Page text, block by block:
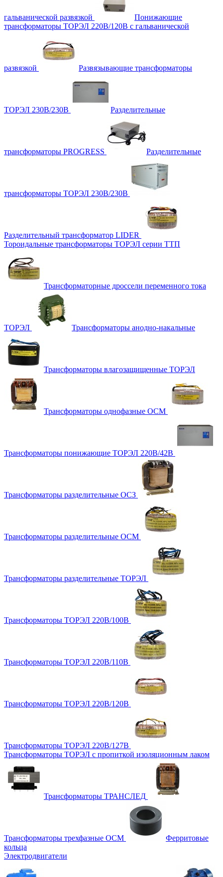
гальванической развязкой
Понижающие
трансформаторы ТОРЭЛ 220В/120В с гальванической
развязкой Развязывающие трансформаторы
ТОРЭЛ 230В/230В Разделительные
трансформаторы PROGRESS Разделительные
трансформаторы ТОРЭЛ 230В/230В
Разделительный трансформатор LIDER
Тороидальные трансформаторы ТОРЭЛ серии ТТП
Трансформаторные дроссели переменного тока
ТОРЭЛ Трансформаторы анодно-накальные
Трансформаторы влагозащищенные ТОРЭЛ
Трансформаторы однофазные ОСМ
Трансформаторы понижающие ТОРЭЛ 220В/42В
Трансформаторы разделительные ОСЗ
Трансформаторы разделительные ОСМ
Трансформаторы разделительные ТОРЭЛ
Трансформаторы ТОРЭЛ 220В/100В
Трансформаторы ТОРЭЛ 220В/110В
Трансформаторы ТОРЭЛ 220В/120В
Трансформаторы ТОРЭЛ 220В/127В
Трансформаторы ТОРЭЛ с пропиткой изоляционным лаком
Трансформаторы ТРАНСЛЕД
Трансформаторы трехфазные ОСМ
Ферритовые
кольца
Электродвигатели